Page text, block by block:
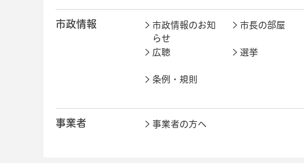
市政情報
市政情報のお知
らせ
市長の部屋
広聴 選挙
条例・規則
事業者 事業者の方へ